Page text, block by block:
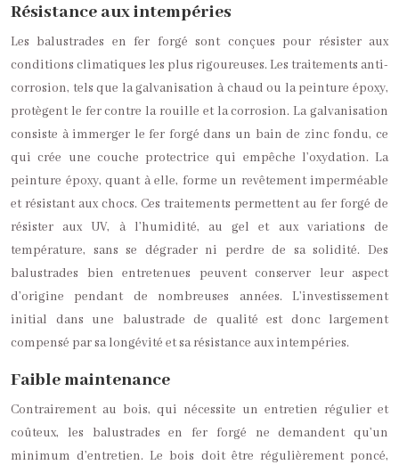
Résistance aux intempéries
Les balustrades en fer forgé sont conçues pour résister aux
conditions climatiques les plus rigoureuses. Les traitements anti-
corrosion, tels que la galvanisation à chaud ou la peinture époxy,
protègent le fer contre la rouille et la corrosion. La galvanisation
consiste à immerger le fer forgé dans un bain de zinc fondu, ce
qui crée une couche protectrice qui empêche l’oxydation. La
peinture époxy, quant à elle, forme un revêtement imperméable
et résistant aux chocs. Ces traitements permettent au fer forgé de
résister aux UV, à l’humidité, au gel et aux variations de
température, sans se dégrader ni perdre de sa solidité. Des
balustrades bien entretenues peuvent conserver leur aspect
d’origine pendant de nombreuses années. L’investissement
initial dans une balustrade de qualité est donc largement
compensé par sa longévité et sa résistance aux intempéries.
Faible maintenance
Contrairement au bois, qui nécessite un entretien régulier et
coûteux, les balustrades en fer forgé ne demandent qu’un
minimum d’entretien. Le bois doit être régulièrement poncé,